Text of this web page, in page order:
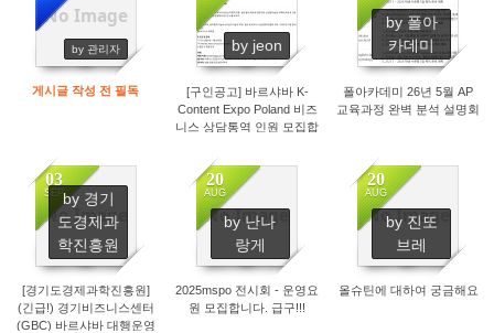
No Image
by 관리자
14224
게시글 작성 전 필독
by jeon
676
[구인공고] 바르샤바 K-
Content Expo Poland 비즈
니스 상담통역 인원 모집합
by 폴아
카데미
736
폴아카데미 26년 5월 AP
교육과정 완벽 분석 설명회
No Image
03
SEPby 경기
도경제과
학진흥원
965
[경기도경제과학진흥원]
(긴급!) 경기비즈니스센터
(GBC) 바르샤바 대행운영
No Image
20
AUG
by 난나
랑게
924
2025mspo 전시회 - 운영요
원 모집합니다. 급구!!!
No Image
20
AUG
by 진또
브레
879
올슈틴에 대하여 궁금해요